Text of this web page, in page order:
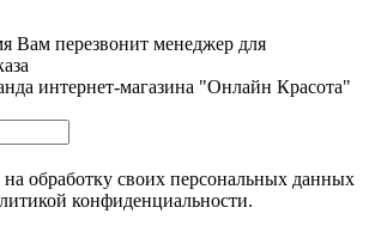
Вам перезвонит менеджер для
интернет-магазина "Онлайн Красота"
на обработку своих персональных данных
конфиденциальности.